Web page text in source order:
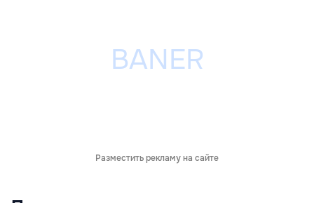
Разместить рекламу на сайте